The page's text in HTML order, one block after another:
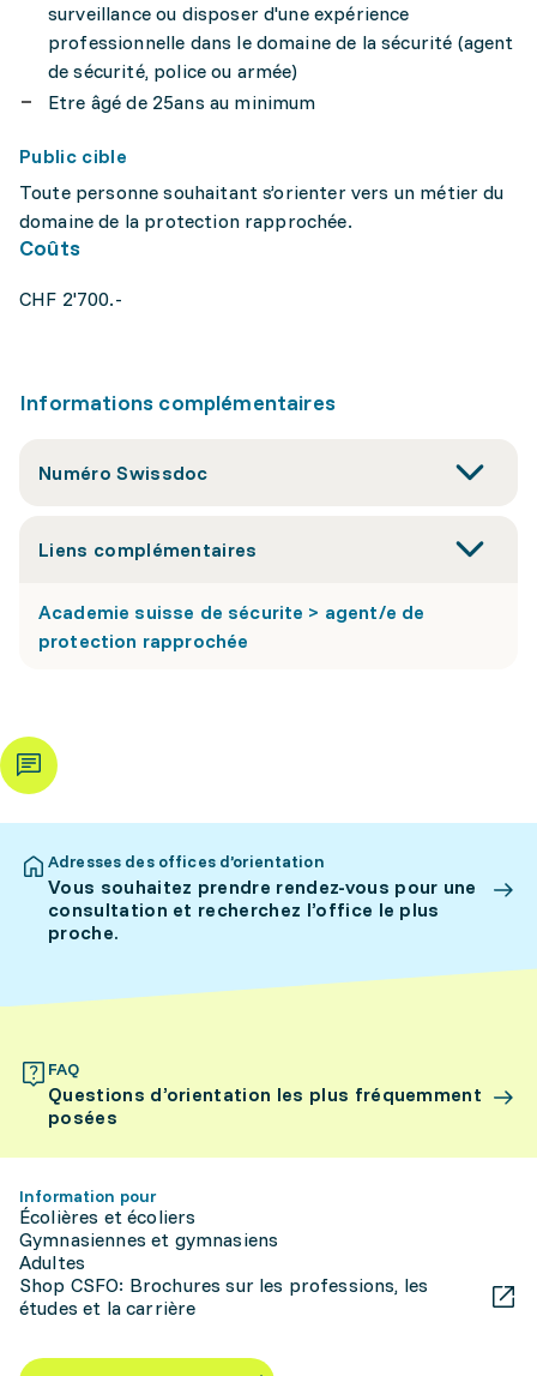
surveillance ou disposer d'une expérience
professionnelle dans le domaine de la sécurité (agent
de sécurité, police ou armée)
Etre âgé de 25ans au minimum
Public cible
Toute personne souhaitant s’orienter vers un métier du
domaine de la protection rapprochée.
Coûts
CHF 2'700.-
Informations complémentaires
Numéro Swissdoc
Liens complémentaires
Academie suisse de sécurite > agent/e de
protection rapprochée
Adresses des offices d’orientation
Vous souhaitez prendre rendez-vous pour une
consultation et recherchez l’office le plus
proche.
FAQ
Questions d’orientation les plus fréquemment
posées
Information pour
Écolières et écoliers
Gymnasiennes et gymnasiens
Adultes
Shop CSFO: Brochures sur les professions, les
études et la carrière